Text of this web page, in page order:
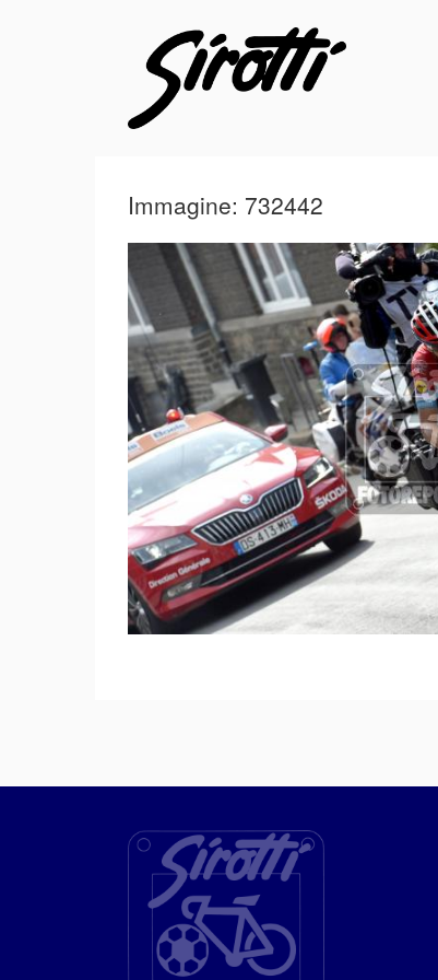
Immagine: 732442